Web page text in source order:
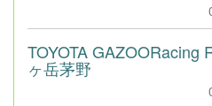
TOYOTA GAZOORacing
ヶ岳茅野